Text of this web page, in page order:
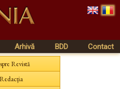
Arhivă BDD Contact
Revistă
Redacția